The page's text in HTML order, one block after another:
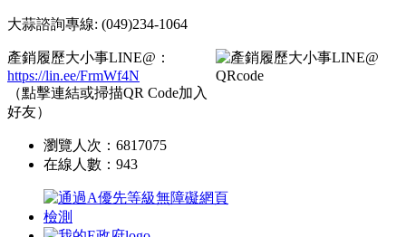
大蒜諮詢專線: (049)234-1064
產銷履歷大小事LINE@：
https://lin.ee/FrmWf4N
（點擊連結或掃描QR Code加入
好友）
瀏覽人次： 6817075
在線人數： 943